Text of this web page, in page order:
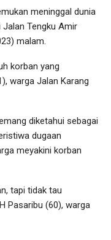
meninggal dunia
Tengku Amir
malam.
korban yang
warga Jalan Karang
diketahui sebagai
dugaan
meyakini korban
tapi tidak tau
Pasaribu (60), warga